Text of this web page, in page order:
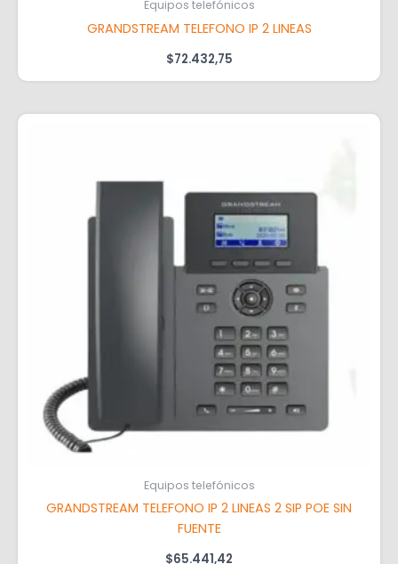
Equipos telefónicos
GRANDSTREAM TELEFONO IP 2 LINEAS
$72.432,75
Equipos telefónicos
GRANDSTREAM TELEFONO IP 2 LINEAS 2 SIP POE SIN
FUENTE
$65.441,42